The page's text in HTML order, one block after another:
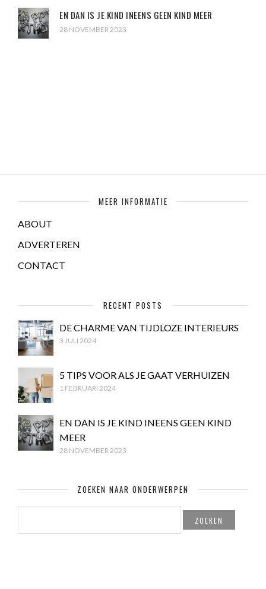
EN DAN IS JE KIND INEENS GEEN KIND MEER
28 NOVEMBER 2023
MEER INFORMATIE
ABOUT
ADVERTEREN
CONTACT
RECENT POSTS
DE CHARME VAN TIJDLOZE INTERIEURS
3 JULI 2024
5 TIPS VOOR ALS JE GAAT VERHUIZEN
1 FEBRUARI 2024
EN DAN IS JE KIND INEENS GEEN KIND
MEER
28 NOVEMBER 2023
ZOEKEN NAAR ONDERWERPEN
ZOEKEN